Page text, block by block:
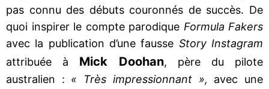
pas connu des débuts couronnés de succès. De
quoi inspirer le compte parodique Formula Fakers
avec la publication d’une fausse Story Instagram
attribuée à Mick Doohan, père du pilote
australien : « Très impressionnant », avec une